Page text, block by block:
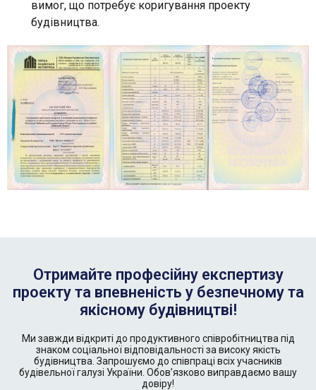
вимог, що потребує коригування проекту
будівництва.
Отримайте професійну експертизу
проекту та впевненість у безпечному та
якісному будівництві!
Ми завжди відкриті до продуктивного співробітництва під
знаком соціальної відповідальності за високу якість
будівництва. Запрошуємо до співпраці всіх учасників
будівельної галузі України. Обов’язково виправдаємо вашу
довіру!